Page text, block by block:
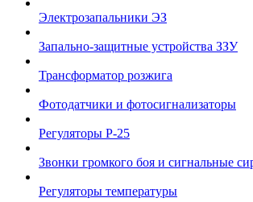
Электрозапальники ЭЗ
Запально-защитные устройства ЗЗУ
Трансформатор розжига
Фотодатчики и фотосигнализаторы
Регуляторы Р-25
Звонки громкого боя и сигнальные
Регуляторы температуры